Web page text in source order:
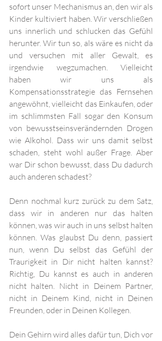
sofort unser Mechanismus an, den wir als
Kinder kultiviert haben. Wir verschließen
uns innerlich und schlucken das Gefühl
herunter. Wir tun so, als wäre es nicht da
und versuchen mit aller Gewalt, es
irgendwie wegzumachen. Vielleicht
haben wir uns als
Kompensationsstrategie das Fernsehen
angewöhnt, vielleicht das Einkaufen, oder
im schlimmsten Fall sogar den Konsum
von bewusstseinsverändernden Drogen
wie Alkohol. Dass wir uns damit selbst
schaden, steht wohl außer Frage. Aber
war Dir schon bewusst, dass Du dadurch
auch anderen schadest?
Denn nochmal kurz zurück zu dem Satz,
dass wir in anderen nur das halten
können, was wir auch in uns selbst halten
können. Was glaubst Du denn, passiert
nun, wenn Du selbst das Gefühl der
Traurigkeit in Dir nicht halten kannst?
Richtig, Du kannst es auch in anderen
nicht halten. Nicht in Deinem Partner,
nicht in Deinem Kind, nicht in Deinen
Freunden, oder in Deinen Kollegen.
Dein Gehirn wird alles dafür tun, Dich vor